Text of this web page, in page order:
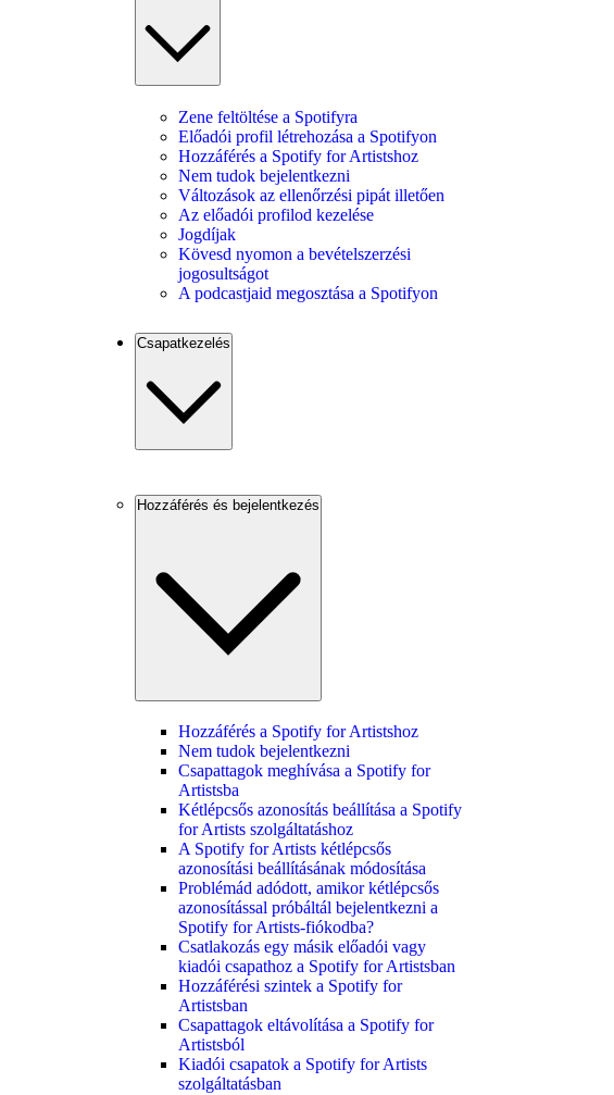
Zene feltöltése a Spotifyra
Előadói profil létrehozása a Spotifyon
Hozzáférés a Spotify for Artistshoz
Nem tudok bejelentkezni
Változások az ellenőrzési pipát illetően
Az előadói profilod kezelése
Jogdíjak
Kövesd nyomon a bevételszerzési
jogosultságot
A podcastjaid megosztása a Spotifyon
Csapatkezelés
Hozzáférés és bejelentkezés
Hozzáférés a Spotify for Artistshoz
Nem tudok bejelentkezni
Csapattagok meghívása a Spotify for
Artistsba
Kétlépcsős azonosítás beállítása a Spotify
for Artists szolgáltatáshoz
A Spotify for Artists kétlépcsős
azonosítási beállításának módosítása
Problémád adódott, amikor kétlépcsős
azonosítással próbáltál bejelentkezni a
Spotify for Artists-fiókodba?
Csatlakozás egy másik előadói vagy
kiadói csapathoz a Spotify for Artistsban
Hozzáférési szintek a Spotify for
Artistsban
Csapattagok eltávolítása a Spotify for
Artistsból
Kiadói csapatok a Spotify for Artists
szolgáltatásban